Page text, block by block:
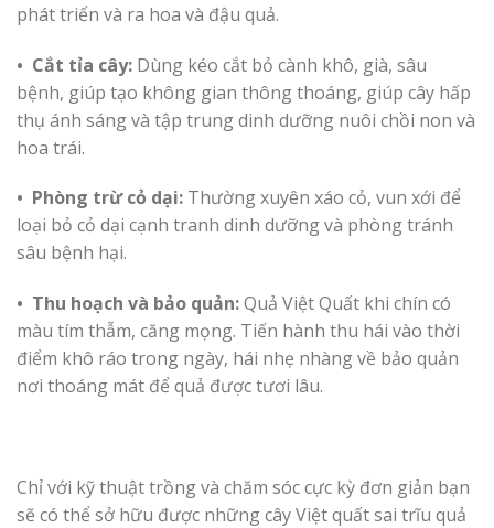
phát triển và ra hoa và đậu quả.
• Cắt tỉa cây: Dùng kéo cắt bỏ cành khô, già, sâu
bệnh, giúp tạo không gian thông thoáng, giúp cây hấp
thụ ánh sáng và tập trung dinh dưỡng nuôi chồi non và
hoa trái.
• Phòng trừ cỏ dại: Thường xuyên xáo cỏ, vun xới để
loại bỏ cỏ dại cạnh tranh dinh dưỡng và phòng tránh
sâu bệnh hại.
• Thu hoạch và bảo quản:Quả Việt Quất khi chín có
màu tím thẫm, căng mọng. Tiến hành thu hái vào thời
điểm khô ráo trong ngày, hái nhẹ nhàng về bảo quản
nơi thoáng mát để quả được tươi lâu.
Chỉ với kỹ thuật trồng và chăm sóc cực kỳ đơn giản bạn
sẽ có thể sở hữu được những cây Việt quất sai trĩu quả